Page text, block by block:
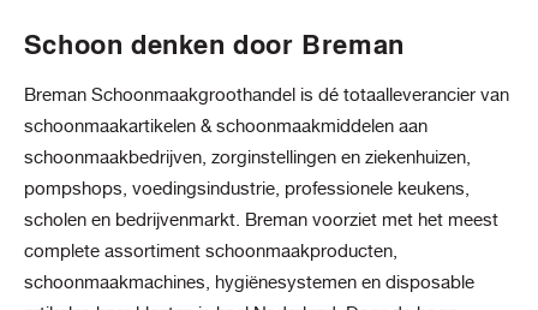
Schoon denken door Breman
Breman Schoonmaakgroothandel is dé totaalleverancier van
schoonmaakartikelen & schoonmaakmiddelen aan
schoonmaakbedrijven, zorginstellingen en ziekenhuizen,
pompshops, voedingsindustrie, professionele keukens,
scholen en bedrijvenmarkt. Breman voorziet met het meest
complete assortiment schoonmaakproducten,
schoonmaakmachines, hygiënesystemen en disposable